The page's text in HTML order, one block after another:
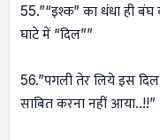
55.”“इश्क” का धंधा ही
घाटे में “दिल””
56.”पगली तेर लिये इस
साबित करना नहीं आया..!!”